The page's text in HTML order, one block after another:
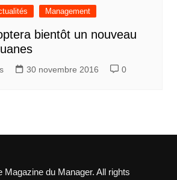
Management
bientôt un nouveau
30 novembre 2016 0
du Manager. All rights